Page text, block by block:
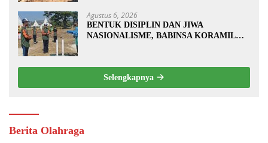
Agustus 6, 2026
BENTUK DISIPLIN DAN JIWA
NASIONALISME, BABINSA KORAMIL
Selengkapnya
Berita Olahraga